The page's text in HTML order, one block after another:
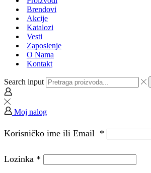
Brendovi
Akcije
Katalozi
Vesti
Zaposlenje
O Nama
Kontakt
Search input
Moj nalog
Korisničko ime ili Email *
Lozinka *